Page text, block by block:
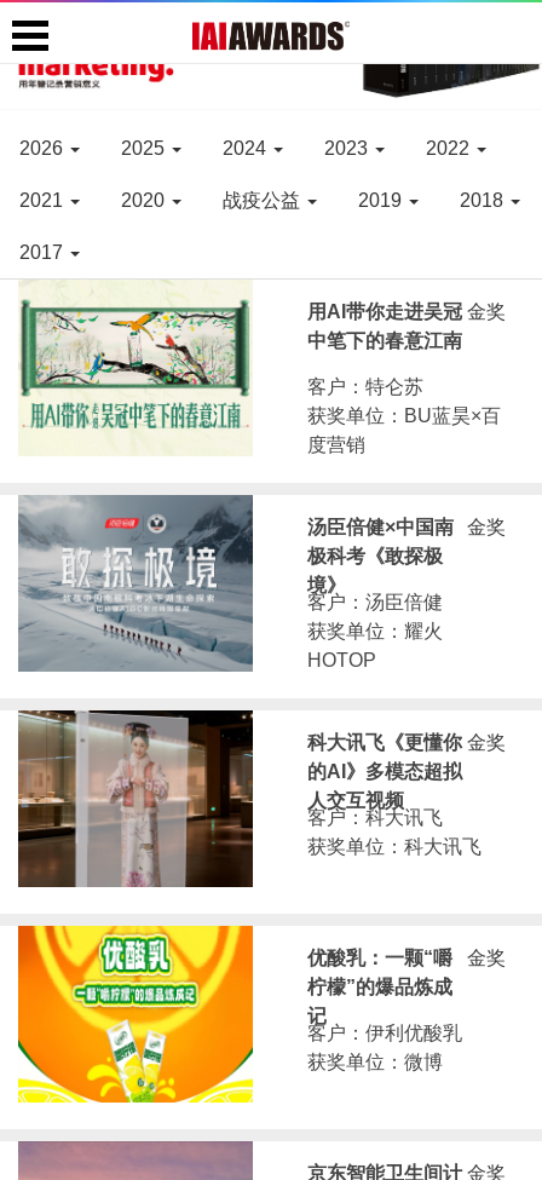
2026 2025 2024 2023 2022
2021 2020 战疫公益 2019 2018
2017
金奖
用AI带你走进吴冠
中笔下的春意江南
客户：特仑苏
获奖单位：BU蓝昊×百
度营销
金奖
汤臣倍健×中国南
极科考《敢探极
境》
客户：汤臣倍健
获奖单位：耀火
HOTOP
金奖
科大讯飞《更懂你
的AI》多模态超拟
人交互视频
客户：科大讯飞
获奖单位：科大讯飞
金奖
优酸乳：一颗“嚼
柠檬”的爆品炼成
记
客户：伊利优酸乳
获奖单位：微博
金奖
京东智能卫生间计